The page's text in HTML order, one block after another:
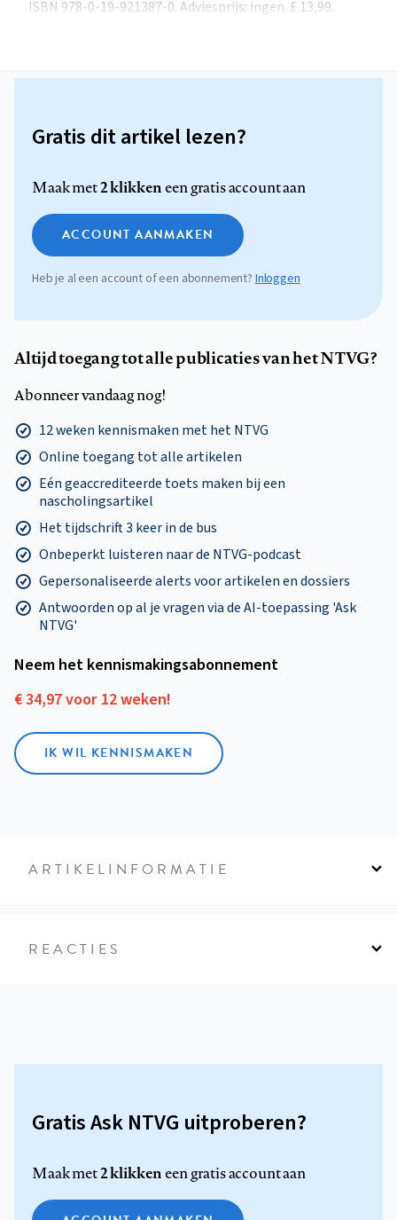
ISBN 978-0-19-921387-0. Adviesprijs: ingen. £ 13,99.
Gratis dit artikel lezen?
Maak met2 klikkeneen gratis account aan
ACCOUNT AANMAKEN
Heb je al een account of een abonnement? Inloggen
Altijd toegang tot alle publicaties van het NTVG?
Abonneer vandaag nog!
12 weken kennismaken met het NTVG
Online toegang tot alle artikelen
Eén geaccrediteerde toets maken bij een
nascholingsartikel
Het tijdschrift 3 keer in de bus
Onbeperkt luisteren naar de NTVG-podcast
Gepersonaliseerde alerts voor artikelen en dossiers
Antwoorden op al je vragen via de AI-toepassing 'Ask
NTVG'
Neem het kennismakings­abonnement
€ 34,97 voor 12 weken!
IK WIL KENNISMAKEN
ARTIKELINFORMATIE
REACTIES
Gratis Ask NTVG uitproberen?
Maak met2 klikkeneen gratis account aan